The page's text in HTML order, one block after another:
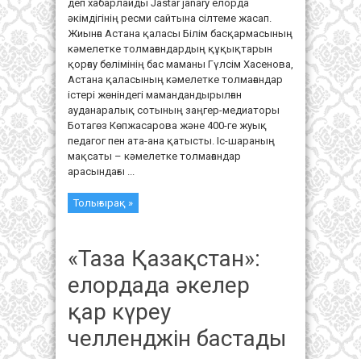
деп хабарлайды Jastar janary елорда
әкімдігінің ресми сайтына сілтеме жасап.
Жиынға Астана қаласы Білім басқармасының
кәмелетке толмағандардың құқықтарын
қорғау бөлімінің бас маманы Гүлсім Хасенова,
Астана қаласының кәмелетке толмағандар
істері жөніндегі мамандандырылған
ауданаралық сотының заңгер-медиаторы
Ботагөз Көпжасарова және 400-ге жуық
педагог пен ата-ана қатысты. Іс-шараның
мақсаты – кәмелетке толмағандар
арасындағы ...
Толығырақ »
«Таза Қазақстан»:
елордада әкелер
қар күреу
челленджін бастады